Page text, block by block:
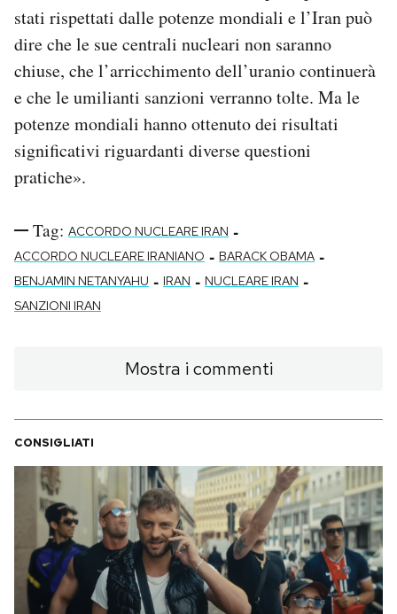
stati rispettati dalle potenze mondiali e l’Iran può
dire che le sue centrali nucleari non saranno
chiuse, che l’arricchimento dell’uranio continuerà
e che le umilianti sanzioni verranno tolte. Ma le
potenze mondiali hanno ottenuto dei risultati
significativi riguardanti diverse questioni
pratiche».
Tag: ACCORDO NUCLEARE IRAN -
ACCORDO NUCLEARE IRANIANO - BARACK OBAMA -
BENJAMIN NETANYAHU - IRAN - NUCLEARE IRAN -
SANZIONI IRAN
Mostra i commenti
CONSIGLIATI